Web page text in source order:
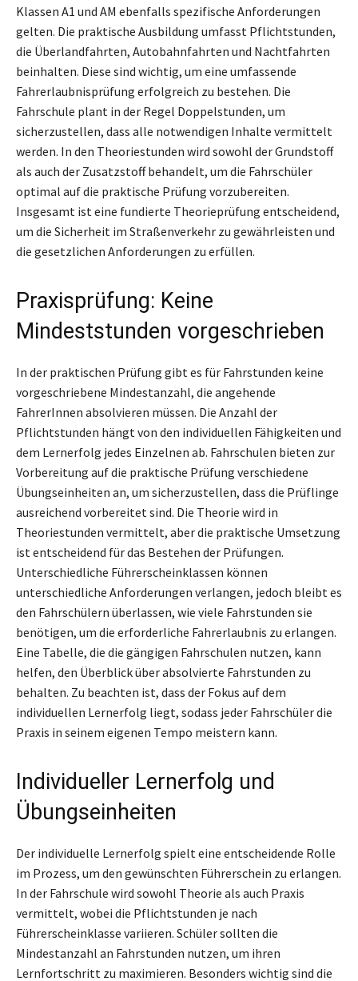
Klassen A1 und AM ebenfalls spezifische Anforderungen
gelten. Die praktische Ausbildung umfasst Pflichtstunden,
die Überlandfahrten, Autobahnfahrten und Nachtfahrten
beinhalten. Diese sind wichtig, um eine umfassende
Fahrerlaubnisprüfung erfolgreich zu bestehen. Die
Fahrschule plant in der Regel Doppelstunden, um
sicherzustellen, dass alle notwendigen Inhalte vermittelt
werden. In den Theoriestunden wird sowohl der Grundstoff
als auch der Zusatzstoff behandelt, um die Fahrschüler
optimal auf die praktische Prüfung vorzubereiten.
Insgesamt ist eine fundierte Theorieprüfung entscheidend,
um die Sicherheit im Straßenverkehr zu gewährleisten und
die gesetzlichen Anforderungen zu erfüllen.
Praxisprüfung: Keine
Mindeststunden vorgeschrieben
In der praktischen Prüfung gibt es für Fahrstunden keine
vorgeschriebene Mindestanzahl, die angehende
FahrerInnen absolvieren müssen. Die Anzahl der
Pflichtstunden hängt von den individuellen Fähigkeiten und
dem Lernerfolg jedes Einzelnen ab. Fahrschulen bieten zur
Vorbereitung auf die praktische Prüfung verschiedene
Übungseinheiten an, um sicherzustellen, dass die Prüflinge
ausreichend vorbereitet sind. Die Theorie wird in
Theoriestunden vermittelt, aber die praktische Umsetzung
ist entscheidend für das Bestehen der Prüfungen.
Unterschiedliche Führerscheinklassen können
unterschiedliche Anforderungen verlangen, jedoch bleibt es
den Fahrschülern überlassen, wie viele Fahrstunden sie
benötigen, um die erforderliche Fahrerlaubnis zu erlangen.
Eine Tabelle, die die gängigen Fahrschulen nutzen, kann
helfen, den Überblick über absolvierte Fahrstunden zu
behalten. Zu beachten ist, dass der Fokus auf dem
individuellen Lernerfolg liegt, sodass jeder Fahrschüler die
Praxis in seinem eigenen Tempo meistern kann.
Individueller Lernerfolg und
Übungseinheiten
Der individuelle Lernerfolg spielt eine entscheidende Rolle
im Prozess, um den gewünschten Führerschein zu erlangen.
In der Fahrschule wird sowohl Theorie als auch Praxis
vermittelt, wobei die Pflichtstunden je nach
Führerscheinklasse variieren. Schüler sollten die
Mindestanzahl an Fahrstunden nutzen, um ihren
Lernfortschritt zu maximieren. Besonders wichtig sind die